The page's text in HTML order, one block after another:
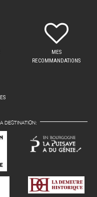
MES
RECOMMANDATIONS
DESTINATION: